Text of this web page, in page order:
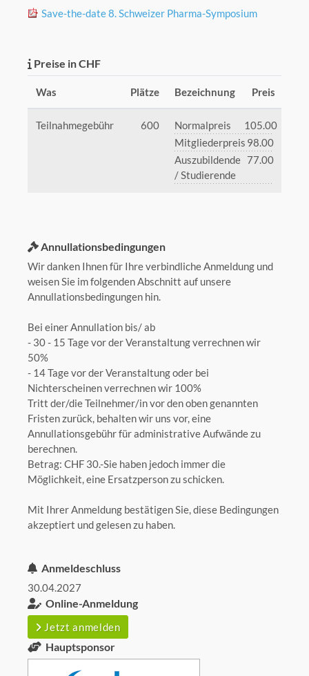
Save-the-date 8. Schweizer Pharma-Symposium
Preise in CHF
Was Plätze Bezeichnung Preis
Teilnahmegebühr 600 Normalpreis
105.00
Mitgliederpreis 98.00
Auszubildende
/ Studierende
77.00
Annullationsbedingungen
Wir danken Ihnen für Ihre verbindliche Anmeldung und
weisen Sie im folgenden Abschnitt auf unsere
Annullationsbedingungen hin.
Bei einer Annullation bis/ ab
- 30 - 15 Tage vor der Veranstaltung verrechnen wir
50%
- 14 Tage vor der Veranstaltung oder bei
Nichterscheinen verrechnen wir 100%
Tritt der/die Teilnehmer/in vor den oben genannten
Fristen zurück, behalten wir uns vor, eine
Annullationsgebühr für administrative Aufwände zu
berechnen.
Betrag: CHF 30.-Sie haben jedoch immer die
Möglichkeit, eine Ersatzperson zu schicken.
Mit Ihrer Anmeldung bestätigen Sie, diese Bedingungen
akzeptiert und gelesen zu haben.
Anmeldeschluss
30.04.2027
Online-Anmeldung
Jetzt anmelden
Hauptsponsor